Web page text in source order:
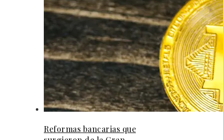
Reformas bancarias que